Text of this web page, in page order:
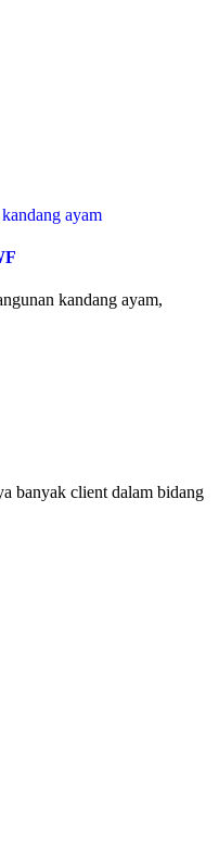
kandang ayam,
banyak client dalam bidang